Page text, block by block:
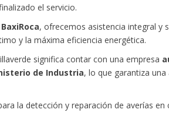
el servicio.
, ofrecemos asistencia integral y
y la máxima eficiencia energética.
significa contar con una empresa
de Industria, lo que garantiza
la detección y reparación de averías en